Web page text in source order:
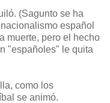
(Sagunto se ha
español
muerte, pero el hecho
"españoles" le quita
como los
se animó.